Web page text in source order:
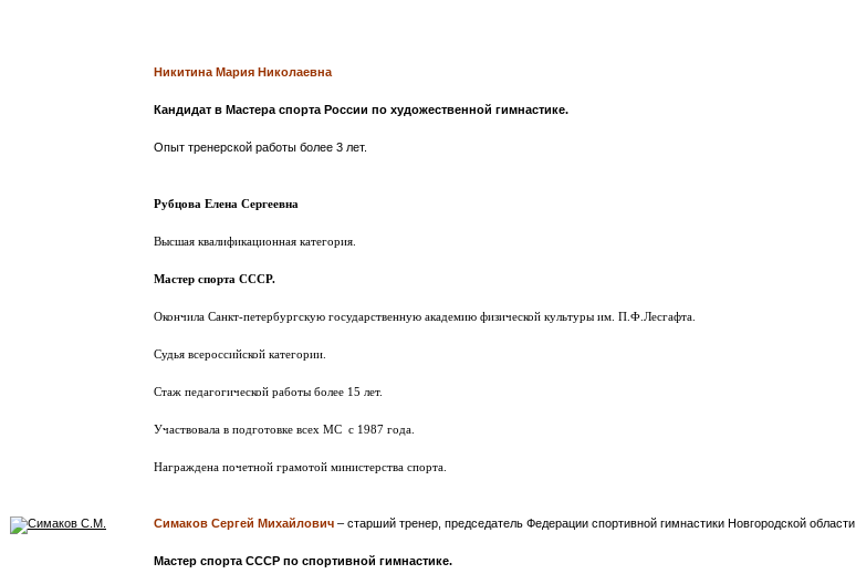
Никитина Мария Николаевна
Кандидат в Мастера спорта России по художественной гимнастике.
Опыт тренерской работы более 3 лет.
Рубцова Елена Сергеевна
Высшая квалификационная категория.
Мастер спорта СССР.
Окончила Санкт-петербургскую государственную академию физической культуры им. П.Ф.Лесгафта.
Судья всероссийской категории.
Стаж педагогической работы более 15 лет.
Участвовала в подготовке всех МС с 1987 года.
Награждена почетной грамотой министерства спорта.
Симаков Сергей Михайлович – старший тренер, председатель Федерации спортивной гимнастики Новгородской области.
Мастер спорта СССР по спортивной гимнастике.